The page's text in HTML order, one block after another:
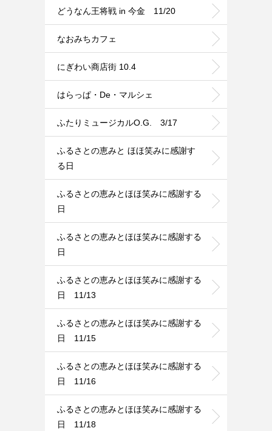
どうなん王将戦 in 今金 11/20
なおみちカフェ
にぎわい商店街 10.4
はらっぱ・De・マルシェ
ふたりミュージカルO.G. 3/17
ふるさとの恵みと ほほ笑みに感謝す
る日
ふるさとの恵みとほほ笑みに感謝する
日
ふるさとの恵みとほほ笑みに感謝する
日
ふるさとの恵みとほほ笑みに感謝する
日 11/13
ふるさとの恵みとほほ笑みに感謝する
日 11/15
ふるさとの恵みとほほ笑みに感謝する
日 11/16
ふるさとの恵みとほほ笑みに感謝する
日 11/18